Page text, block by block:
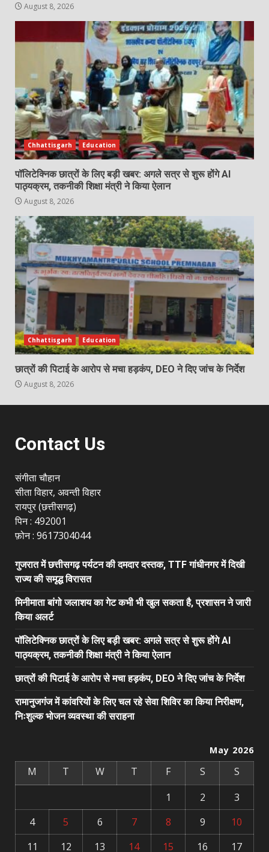
August 8, 2026
Chhattisgarh Education
पॉलिटेक्निक छात्रों के लिए बड़ी खबर: अगले सत्र से शुरू होंगे AI
पाठ्यक्रम, तकनीकी शिक्षा मंत्री ने किया ऐलान
August 8, 2026
Chhattisgarh Education
छात्रों की पिटाई के आरोप से मचा हड़कंप, DEO ने दिए जांच के निर्देश
August 8, 2026
Contact Us
संगीता चौहान
सीता विहार, अवन्ती विहार
रायपुर (छत्तीसगढ़)
पिन : 492001
फ़ोन : 9617304044
गुजरात में छत्तीसगढ़ पर्यटन की दमदार दस्तक, TTF गांधीनगर में दिखी
राज्य की समृद्ध विरासत
मिनीमाता बांगो जलाशय का गेट कभी भी खुल सकता है, प्रशासन ने जारी
किया अलर्ट
पॉलिटेक्निक छात्रों के लिए बड़ी खबर: अगले सत्र से शुरू होंगे AI
पाठ्यक्रम, तकनीकी शिक्षा मंत्री ने किया ऐलान
छात्रों की पिटाई के आरोप से मचा हड़कंप, DEO ने दिए जांच के निर्देश
रामानुजगंज में कांवरियों के लिए चल रहे सेवा शिविर का किया निरीक्षण,
निःशुल्क भोजन व्यवस्था की सराहना
May 2026
M T W T F S
S
1
2
3
4
5 6 7 8 9
10
11
12 13 14 15 16 17